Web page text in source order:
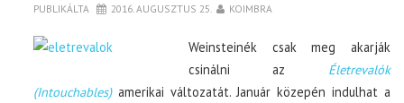
PUBLIKÁLTA 2016. AUGUSZTUS 25. KOIMBRA
Weinsteinék csak meg akarják
csinálni az Életrevalók
(Intouchables)amerikai változatát. Január közepén indulhat a